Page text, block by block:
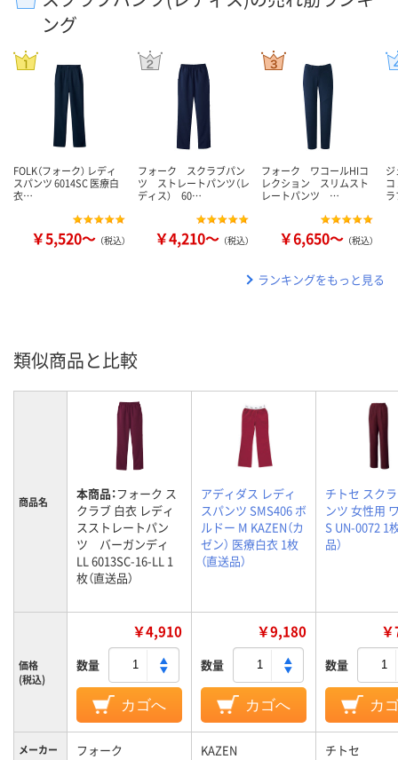
ング
FOLK（フォーク） レディ
スパンツ 6014SC 医療白
衣…
￥5,520～ （税込）
フォーク スクラブパン
ツ ストレートパンツ（レ
ディス） 60…
￥4,210～ （税込）
フォーク ワコールHIコ
レクション スリムスト
レートパンツ …
￥6,650～ （税込）
コ
ランキングをもっと見る
類似商品と比較
商品名 本商品：フォーク ス
クラブ 白衣 レディ
スストレートパン
ツ バーガンディ
LL 6013SC-16-LL 1
枚（直送品）
アディダス レディ
スパンツ SMS406 ボ
ルドー M KAZEN（カ
ゼン） 医療白衣 1枚
（直送品）
チトセ スク
ンツ 女性用
S UN-0072 1
品）
価格
(税込)
￥4,910
数量
カゴへ
￥9,180
数量
カゴへ
数量
カ
メーカー フォーク KAZEN チトセ